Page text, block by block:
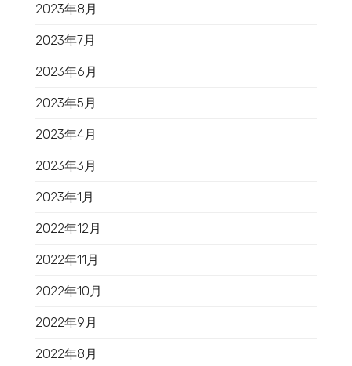
2023年8月
2023年7月
2023年6月
2023年5月
2023年4月
2023年3月
2023年1月
2022年12月
2022年11月
2022年10月
2022年9月
2022年8月